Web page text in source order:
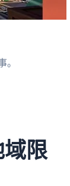
。
域限